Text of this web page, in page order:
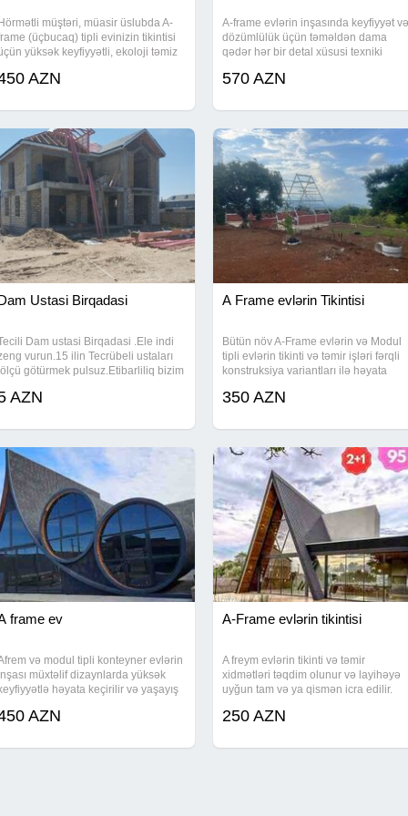
Hörmətli müştəri, müasir üslubda A-
(üçbucaq) tipli evinizin tikintisi
yüksək keyfiyyətli, ekoloji təmiz
hazırlanmışdır. Bu layihədə
AZN
A-frame evlərin inşasında keyfiyyət və
dözümlülük üçün təməldən dama
qədər hər bir detal xüsusi texniki
işlərində torpağın yükdaşıma
(B25) markalı
570 AZN
Ustasi Birqadasi
Dam ustasi Birqadasi .Ele indi
vurun.15 ilin Tecrübeli ustaları
götürmek pulsuz.Etibarliliq bizim
AZN
A Frame evlərin Tikintisi
Bütün növ A-Frame evlərin və Modul
tipli evlərin tikinti və təmir işləri fərqli
konstruksiya variantları ilə həyata
zəmanət verilir. Hər layihə real ölçü və
350 AZN
frame ev
və modul tipli konteyner evlərin
müxtəlif dizaynlarda yüksək
keyfiyyətlə həyata keçirilir və yaşayış
Kvadrat metri 450 AZN-dən
AZN
A-Frame evlərin tikintisi
A freym evlərin tikinti və təmir
xidmətləri təqdim olunur və layihəyə
uyğun tam və ya qismən icra edilir.
metr üzrə qiymətləndirmə aparılır və
250 AZN